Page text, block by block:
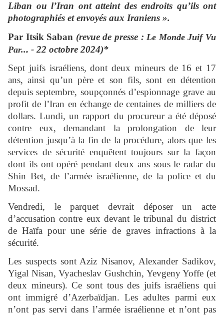
Liban ou l’Iran ont atteint des endroits qu’ils ont
photographiés et envoyés aux Iraniens ».
Par Itsik Saban (revue de presse : Le Monde Juif Vu
Par... - 22 octobre 2024)*
Sept juifs israéliens, dont deux mineurs de 16 et 17
ans, ainsi qu’un père et son fils, sont en détention
depuis septembre, soupçonnés d’espionnage grave au
profit de l’Iran en échange de centaines de milliers de
dollars. Lundi, un rapport du procureur a été déposé
contre eux, demandant la prolongation de leur
détention jusqu’à la fin de la procédure, alors que les
services de sécurité enquêtent toujours sur la façon
dont ils ont opéré pendant deux ans sous le radar du
Shin Bet, de l’armée israélienne, de la police et du
Mossad.
Vendredi, le parquet devrait déposer un acte
d’accusation contre eux devant le tribunal du district
de Haïfa pour une série de graves infractions à la
sécurité.
Les suspects sont Aziz Nisanov, Alexander Sadikov,
Yigal Nisan, Vyacheslav Gushchin, Yevgeny Yoffe (et
deux mineurs). Ce sont tous des juifs israéliens qui
ont immigré d’Azerbaïdjan. Les adultes parmi eux
n’ont pas servi dans l’armée israélienne et n’ont pas